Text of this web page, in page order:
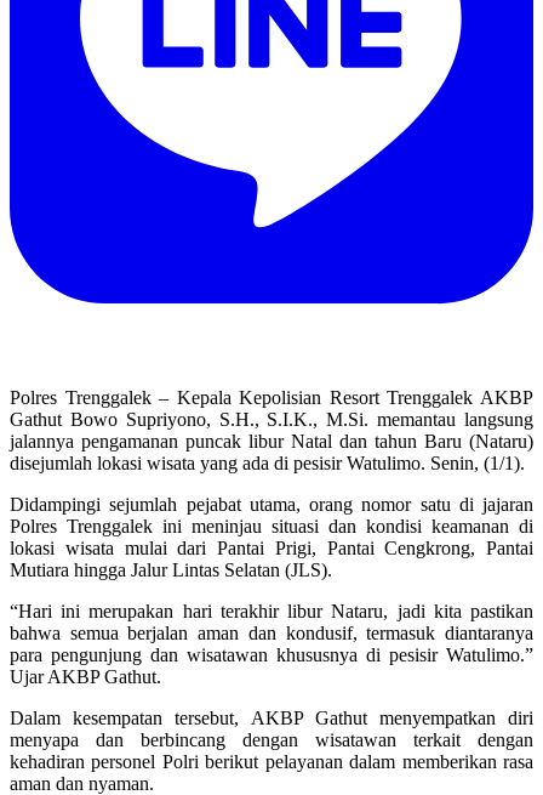
Polres Trenggalek – Kepala Kepolisian Resort Trenggalek AKBP
Gathut Bowo Supriyono, S.H., S.I.K., M.Si. memantau langsung
jalannya pengamanan puncak libur Natal dan tahun Baru (Nataru)
disejumlah lokasi wisata yang ada di pesisir Watulimo. Senin, (1/1).
Didampingi sejumlah pejabat utama, orang nomor satu di jajaran
Polres Trenggalek ini meninjau situasi dan kondisi keamanan di
lokasi wisata mulai dari Pantai Prigi, Pantai Cengkrong, Pantai
Mutiara hingga Jalur Lintas Selatan (JLS).
“Hari ini merupakan hari terakhir libur Nataru, jadi kita pastikan
bahwa semua berjalan aman dan kondusif, termasuk diantaranya
para pengunjung dan wisatawan khususnya di pesisir Watulimo.”
Ujar AKBP Gathut.
Dalam kesempatan tersebut, AKBP Gathut menyempatkan diri
menyapa dan berbincang dengan wisatawan terkait dengan
kehadiran personel Polri berikut pelayanan dalam memberikan rasa
aman dan nyaman.